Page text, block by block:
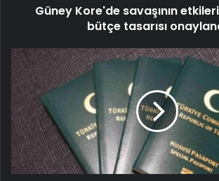
Güney Kore'de savaşının
bütçe tasarısı